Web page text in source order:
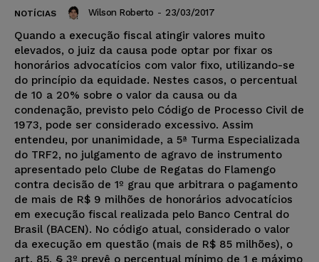
NOTÍCIAS Wilson Roberto - 23/03/2017
Quando a execução fiscal atingir valores muito
elevados, o juiz da causa pode optar por fixar os
honorários advocatícios com valor fixo, utilizando-se
do princípio da equidade. Nestes casos, o percentual
de 10 a 20% sobre o valor da causa ou da
condenação, previsto pelo Código de Processo Civil de
1973, pode ser considerado excessivo. Assim
entendeu, por unanimidade, a 5ª Turma Especializada
do TRF2, no julgamento de agravo de instrumento
apresentado pelo Clube de Regatas do Flamengo
contra decisão de 1º grau que arbitrara o pagamento
de mais de R$ 9 milhões de honorários advocatícios
em execução fiscal realizada pelo Banco Central do
Brasil (BACEN). No código atual, considerado o valor
da execução em questão (mais de R$ 85 milhões), o
art. 85, § 3º prevê o percentual mínimo de 1 e máximo